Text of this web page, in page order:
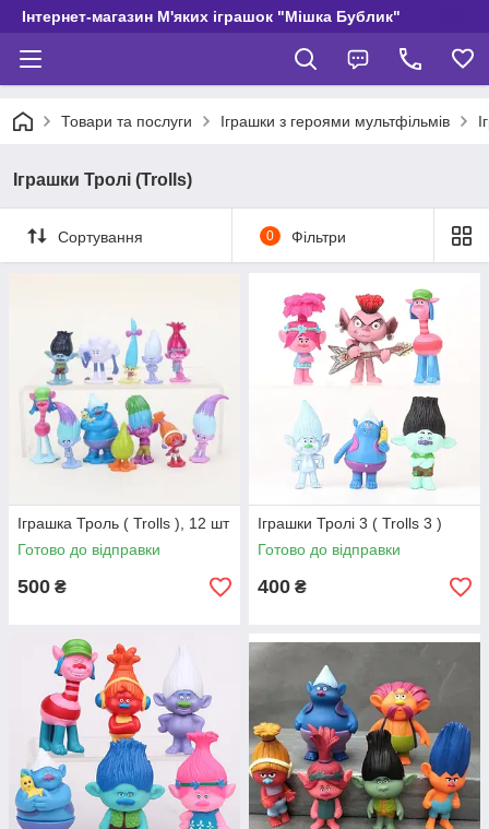
Інтернет-магазин М'яких іграшок "Мішка Бублик"
Товари та послуги Іграшки з героями мультфільмів
Іграшки Тролі (Trolls)
Сортування 0 Фільтри
Іграшка Троль ( Trolls ), 12 шт
Готово до відправки
500 ₴
Іграшки Тролі 3 ( Trolls 3 )
Готово до відправки
400 ₴